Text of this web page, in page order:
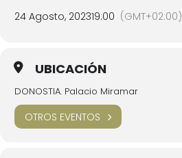
24 Agosto, 202319:00 (GMT+02:00)
UBICACIÓN
DONOSTIA. Palacio Miramar
OTROS EVENTOS